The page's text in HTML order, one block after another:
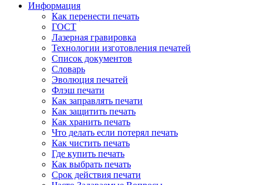
Информация
Как перенести печать
ГОСТ
Лазерная гравировка
Технологии изготовления печатей
Список документов
Словарь
Эволюция печатей
Флэш печати
Как заправлять печати
Как защитить печать
Как хранить печать
Что делать если потерял печать
Как чистить печать
Где купить печать
Как выбрать печать
Срок действия печати